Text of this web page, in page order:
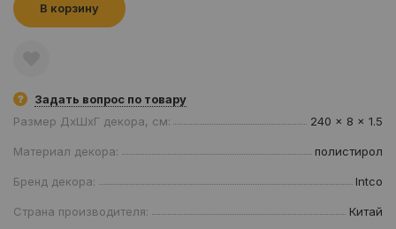
В корзину
Задать вопрос по товару
Размер ДхШхГ декора, см:
240 x 8 x 1.5
Материал декора: полистирол
Бренд декора: Intco
Страна производителя: Китай